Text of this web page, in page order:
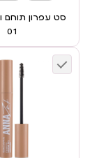
סט עפרון תוחם
01